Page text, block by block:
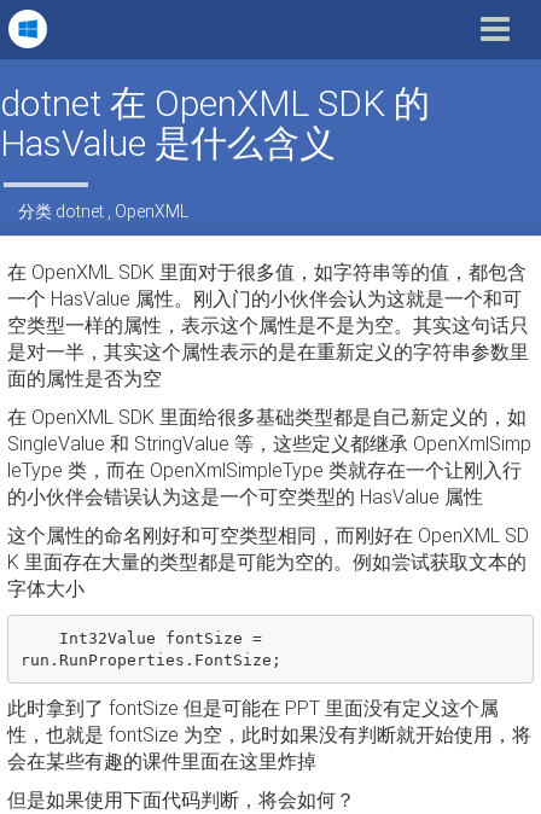
Toggle
dotnet 在 OpenXML SDK 的
HasValue 是什么含义
分类 dotnet OpenXML
在 OpenXML SDK 里面对于很多值，如字符串等的值，都包含
一个 HasValue 属性。刚入门的小伙伴会认为这就是一个和可
空类型一样的属性，表示这个属性是不是为空。其实这句话只
是对一半，其实这个属性表示的是在重新定义的字符串参数里
面的属性是否为空
在 OpenXML SDK 里面给很多基础类型都是自己新定义的，如
SingleValue 和 StringValue 等，这些定义都继承 OpenXmlSimp
leType 类，而在 OpenXmlSimpleType 类就存在一个让刚入行
的小伙伴会错误认为这是一个可空类型的 HasValue 属性
这个属性的命名刚好和可空类型相同，而刚好在 OpenXML SD
K 里面存在大量的类型都是可能为空的。例如尝试获取文本的
字体大小
Int32Value fontSize =
run . RunProperties . FontSize ;
此时拿到了 fontSize 但是可能在 PPT 里面没有定义这个属
性，也就是 fontSize 为空，此时如果没有判断就开始使用，将
会在某些有趣的课件里面在这里炸掉
但是如果使用下面代码判断，将会如何？